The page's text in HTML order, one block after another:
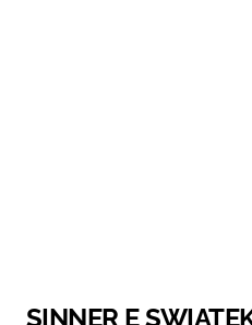
SINNER E